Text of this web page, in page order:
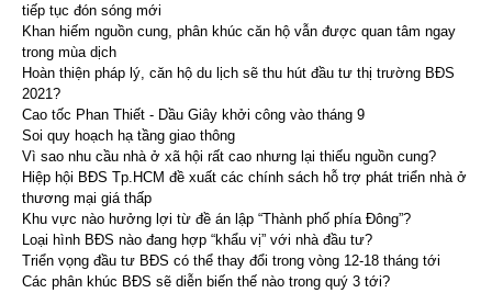
tiếp tục đón sóng mới
Khan hiếm nguồn cung, phân khúc căn hộ vẫn được quan tâm ngay
trong mùa dịch
Hoàn thiện pháp lý, căn hộ du lịch sẽ thu hút đầu tư thị trường BĐS
2021?
Cao tốc Phan Thiết - Dầu Giây khởi công vào tháng 9
Soi quy hoạch hạ tầng giao thông
Vì sao nhu cầu nhà ở xã hội rất cao nhưng lại thiếu nguồn cung?
Hiệp hội BĐS Tp.HCM đề xuất các chính sách hỗ trợ phát triển nhà ở
thương mại giá thấp
Khu vực nào hưởng lợi từ đề án lập “Thành phố phía Đông”?
Loại hình BĐS nào đang hợp “khẩu vị” với nhà đầu tư?
Triển vọng đầu tư BĐS có thể thay đổi trong vòng 12-18 tháng tới
Các phân khúc BĐS sẽ diễn biến thế nào trong quý 3 tới?